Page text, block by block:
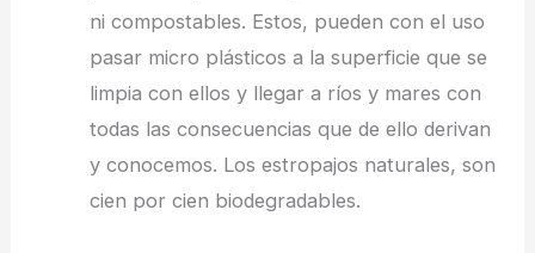
ni compostables. Estos, pueden con el uso
pasar micro plásticos a la superficie que se
limpia con ellos y llegar a ríos y mares con
todas las consecuencias que de ello derivan
y conocemos. Los estropajos naturales, son
cien por cien biodegradables.